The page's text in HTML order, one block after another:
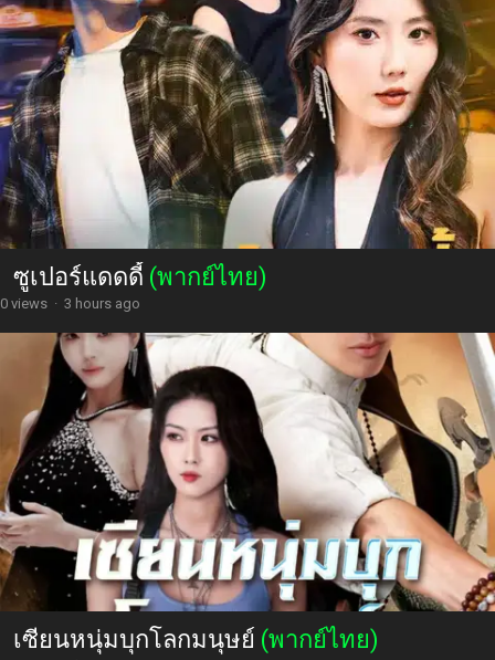
ซูเปอร์แดดดี้ (พากย์ไทย)
0 views · 3 hours ago
เซียนหนุ่มบุกโลกมนุษย์ (พากย์ไทย)